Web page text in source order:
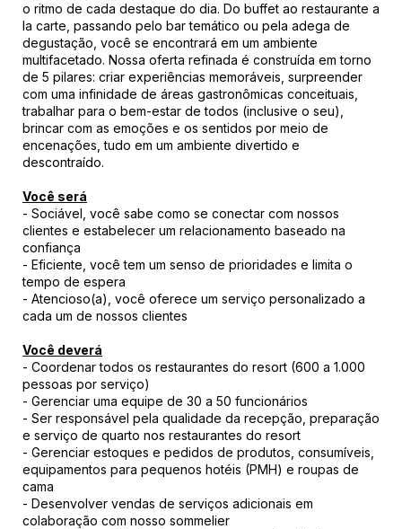
o ritmo de cada destaque do dia. Do buffet ao restaurante a
la carte, passando pelo bar temático ou pela adega de
degustação, você se encontrará em um ambiente
multifacetado. Nossa oferta refinada é construída em torno
de 5 pilares: criar experiências memoráveis, surpreender
com uma infinidade de áreas gastronômicas conceituais,
trabalhar para o bem-estar de todos (inclusive o seu),
brincar com as emoções e os sentidos por meio de
encenações, tudo em um ambiente divertido e
descontraído.
Você será
- Sociável, você sabe como se conectar com nossos
clientes e estabelecer um relacionamento baseado na
confiança
- Eficiente, você tem um senso de prioridades e limita o
tempo de espera
- Atencioso(a), você oferece um serviço personalizado a
cada um de nossos clientes
Você deverá
- Coordenar todos os restaurantes do resort (600 a 1.000
pessoas por serviço)
- Gerenciar uma equipe de 30 a 50 funcionários
- Ser responsável pela qualidade da recepção, preparação
e serviço de quarto nos restaurantes do resort
- Gerenciar estoques e pedidos de produtos, consumíveis,
equipamentos para pequenos hotéis (PMH) e roupas de
cama
- Desenvolver vendas de serviços adicionais em
colaboração com nosso sommelier